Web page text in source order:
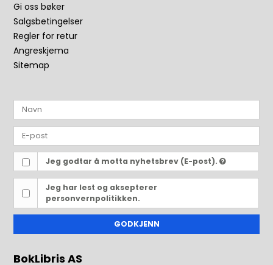
Gi oss bøker
Salgsbetingelser
Regler for retur
Angreskjema
Sitemap
Jeg godtar å motta nyhetsbrev (E-post).
Jeg har lest og aksepterer
personvernpolitikken.
GODKJENN
BokLibris AS